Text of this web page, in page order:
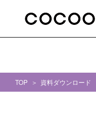
TOP 資料ダウンロード